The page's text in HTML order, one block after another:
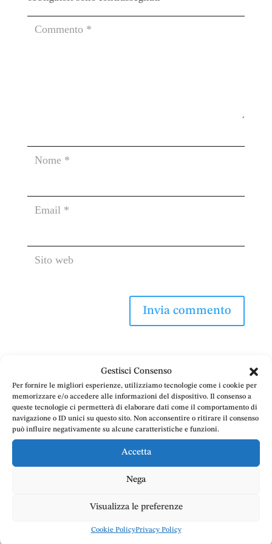
Gestisci Consenso
Per fornire le migliori esperienze, utilizziamo tecnologie come i cookie per
memorizzare e/o accedere alle informazioni del dispositivo. Il consenso a
queste tecnologie ci permetterà di elaborare dati come il comportamento di
navigazione o ID unici su questo sito. Non acconsentire o ritirare il consenso
può influire negativamente su alcune caratteristiche e funzioni.
Accetta
Nega
Visualizza le preferenze
Cookie PolicyPrivacy Policy
Per ricevere una
consulenza legale
dopo passo,
contatta l’Avv. Emanuele